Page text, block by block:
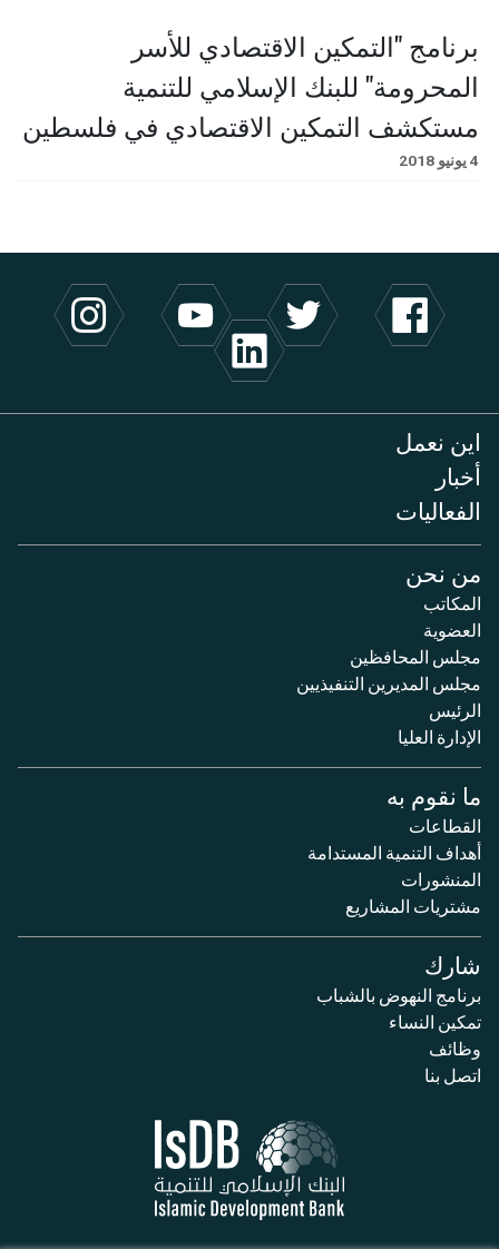
برنامج "التمكين الاقتصادي للأسر
المحرومة" للبنك الإسلامي للتنمية
مستكشف التمكين الاقتصادي في فلسطين
4 يونيو 2018
اين نعمل
أخبار
الفعاليات
من نحن
المكاتب
العضوية
مجلس المحافظين
مجلس المديرين التنفيذيين
الرئيس
الإدارة العليا
ما نقوم به
القطاعات
أهداف التنمية المستدامة
المنشورات
مشتريات المشاريع
شارك
برنامج النهوض بالشباب
تمكين النساء
وظائف
اتصل بنا